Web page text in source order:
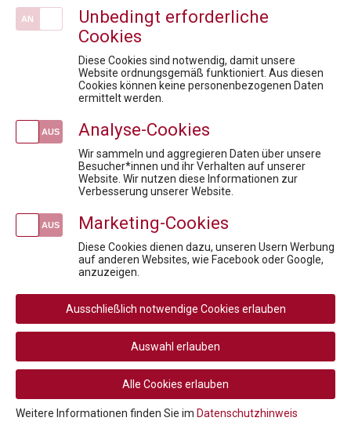
Unbedingt erforderliche
Cookies
Diese Cookies sind notwendig, damit unsere
Website ordnungsgemäß funktioniert. Aus diesen
Cookies können keine personenbezogenen Daten
ermittelt werden.
Analyse-Cookies
Wir sammeln und aggregieren Daten über unsere
Besucher*innen und ihr Verhalten auf unserer
Website. Wir nutzen diese Informationen zur
Verbesserung unserer Website.
Marketing-Cookies
Diese Cookies dienen dazu, unseren Usern Werbung
auf anderen Websites, wie Facebook oder Google,
anzuzeigen.
Ausschließlich notwendige Cookies erlauben
Auswahl erlauben
Alle Cookies erlauben
Weitere Informationen finden Sie im Datenschutzhinweis